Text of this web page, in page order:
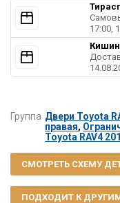
17:00,
Группа Двери Toyota
правая,
Toyota RAV4
СМОТРЕТЬ СХЕМУ
ПОДХОДИТ К